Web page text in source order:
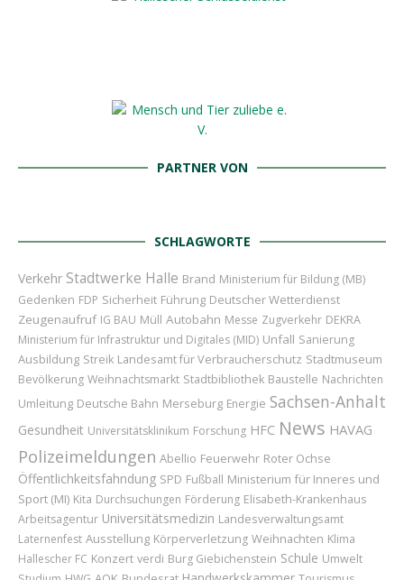
PARTNER VON
SCHLAGWORTE
Verkehr Stadtwerke Halle Brand Ministerium für Bildung (MB)
Gedenken FDP Sicherheit Führung Deutscher Wetterdienst
Zeugenaufruf IG BAU Müll Autobahn Messe Zugverkehr DEKRA
Ministerium für Infrastruktur und Digitales (MID) Unfall Sanierung
Ausbildung Streik Landesamt für Verbraucherschutz Stadtmuseum
Bevölkerung Weihnachtsmarkt Stadtbibliothek Baustelle Nachrichten
Umleitung Deutsche Bahn Merseburg Energie Sachsen-Anhalt
Gesundheit Universitätsklinikum Forschung HFC News HAVAG
Polizeimeldungen Abellio Feuerwehr Roter Ochse
Öffentlichkeitsfahndung SPD Fußball Ministerium für Inneres und
Sport (MI) Kita Durchsuchungen Förderung Elisabeth-Krankenhaus
Arbeitsagentur Universitätsmedizin Landesverwaltungsamt
Laternenfest Ausstellung Körperverletzung Weihnachten Klima
Hallescher FC Konzert verdi Burg Giebichenstein Schule Umwelt